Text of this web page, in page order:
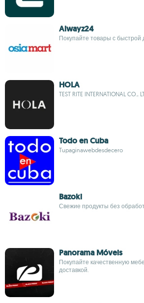
Alwayz24
Покупайте товары с быстрой
HOLA
TEST RITE INTERNATIONAL CO.,
Todo en Cuba
Tupaginawebdesdecero
Bazoki
Свежие продукты без
Panorama Móveis
Покупайте качественную
доставкой.